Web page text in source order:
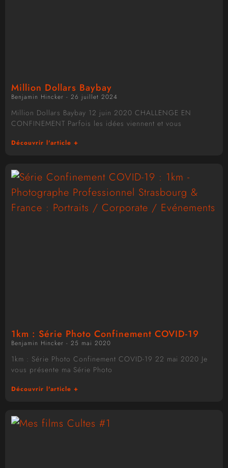
Million Dollars Baybay
Benjamin Hincker 26 juillet 2024
Million Dollars Baybay 12 juin 2020 CHALLENGE EN
CONFINEMENT Parfois les idées viennent et vous
Découvrir l'article +
1km : Série Photo Confinement COVID-19
Benjamin Hincker 25 mai 2020
1km : Série Photo Confinement COVID-19 22 mai 2020 Je
vous présente ma Série Photo
Découvrir l'article +